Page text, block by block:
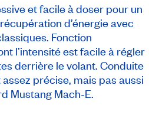
et facile à doser pour un
d’énergie avec
Fonction
l’intensité est facile à régler
derrière le volant. Conduite
précise, mais pas aussi
Mustang Mach-E.